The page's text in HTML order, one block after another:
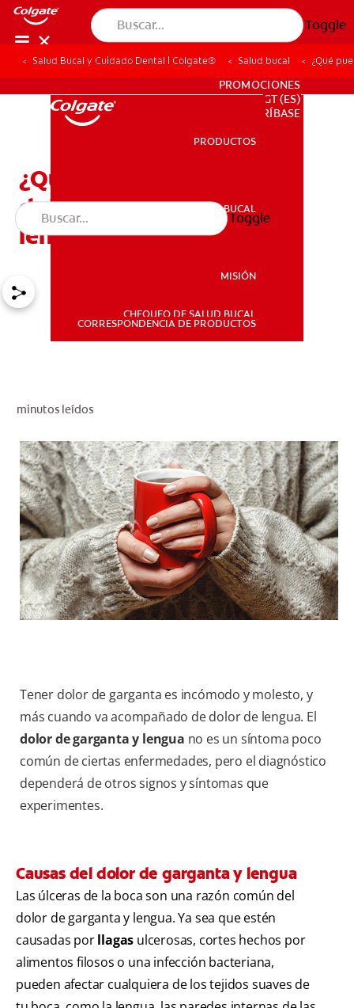
Toggle
SALUD BUCAL
PARA PROFESIONALES
PROMOCIONES
GT (ES)
SUSCRÍBASE
PARA PROFESIONALES
PROMOCIONES
GT (ES)
SUSCRÍBASE
PRODUCTOS
SALUD BUCAL
MISIÓN
CHEQUEO DE SALUD BUCAL
CORRESPONDENCIA DE PRODUCTOS
Toggle
Salud Bucal y Cuidado Dental | Colgate® Salud bucal ¿Qué
¿Qué puede significar un
dolor de garganta y de
lengua?
minutos leídos
Tener dolor de garganta es incómodo y molesto, y
más cuando va acompañado de dolor de lengua. El
dolor de garganta y lengua no es un síntoma poco
común de ciertas enfermedades, pero el diagnóstico
dependerá de otros signos y síntomas que
experimentes.
Causas del dolor de garganta y lengua
Las úlceras de la boca son una razón común del
dolor de garganta y lengua. Ya sea que estén
causadas porllagas ulcerosas, cortes hechos por
alimentos filosos o una infección bacteriana,
pueden afectar cualquiera de los tejidos suaves de